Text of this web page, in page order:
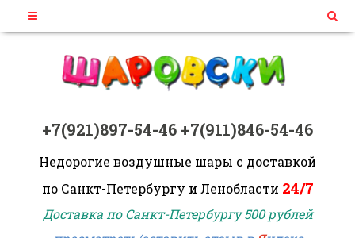
+7(921)897-54-46 +7(911)846-54-46
Недорогие воздушные шары с доставкой
по Санкт-Петербургу и Ленобласти 24/7
Доставка по Санкт-Петербургу 500 рублей